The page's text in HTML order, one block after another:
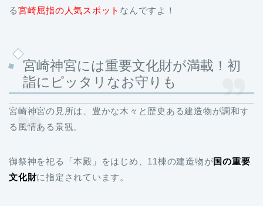
る宮崎屈指の人気スポット なんですよ！
宮崎神宮には重要文化財が満載！初
詣にピッタリなお守りも
宮崎神宮の見所は、豊かな木々と歴史ある建造物が調和す
る風情ある景観。
御祭神を祀る「本殿」をはじめ、11棟の建造物が国の重要
文化財に指定されています。